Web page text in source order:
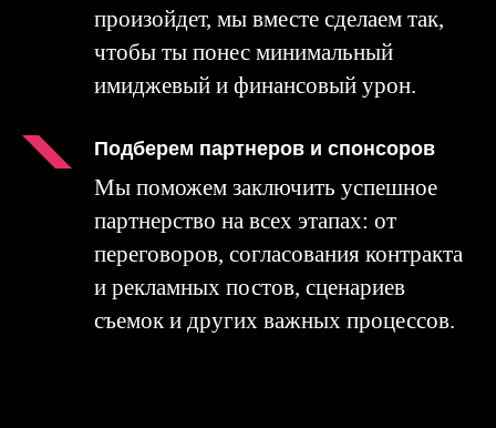
произойдет, мы вместе сделаем так,
чтобы ты понес минимальный
имиджевый и финансовый урон.
Подберем партнеров и спонсоров
Мы поможем заключить успешное
партнерство на всех этапах: от
переговоров, согласования контракта
и рекламных постов, сценариев
съемок и других важных процессов.